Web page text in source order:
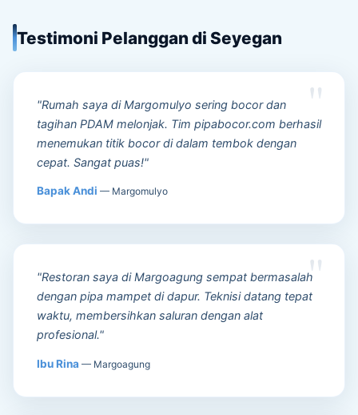
Testimoni Pelanggan di Seyegan
"Rumah saya di Margomulyo sering bocor dan
tagihan PDAM melonjak. Tim pipabocor.com berhasil
menemukan titik bocor di dalam tembok dengan
cepat. Sangat puas!"
Bapak Andi — Margomulyo
"Restoran saya di Margoagung sempat bermasalah
dengan pipa mampet di dapur. Teknisi datang tepat
waktu, membersihkan saluran dengan alat
profesional."
Ibu Rina — Margoagung